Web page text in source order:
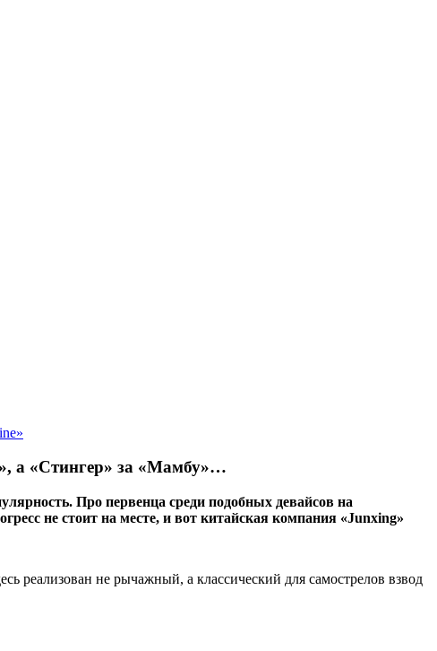
а «Стингер» за «Мамбу»…
Про первенца среди подобных девайсов на
не стоит на месте, и вот китайская компания «Junxing»
реализован не рычажный, а классический для самострелов взвод